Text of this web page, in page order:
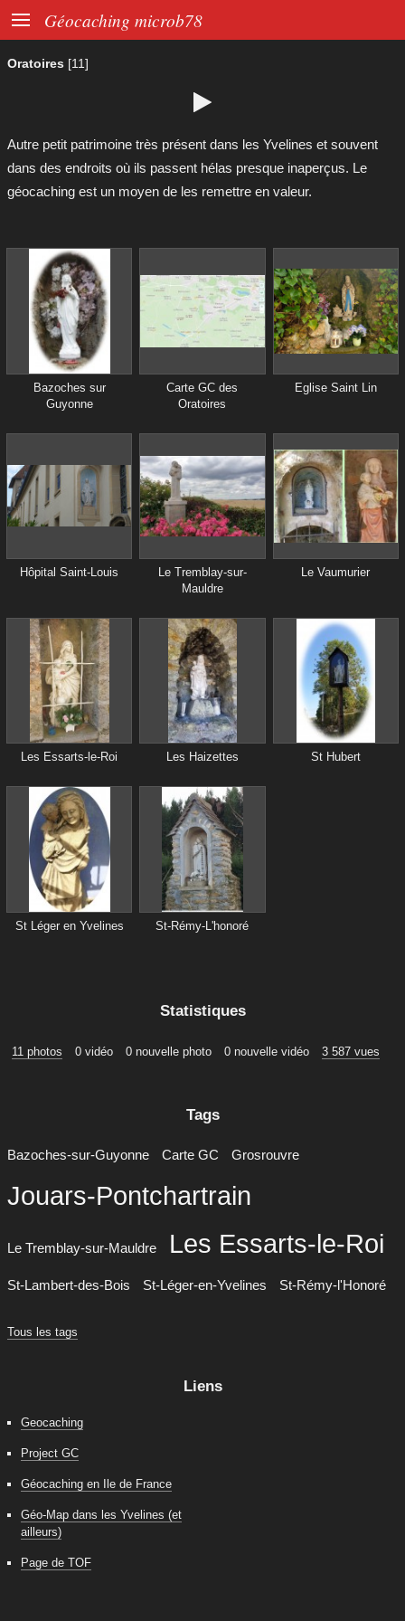
 Géocaching microb78
Oratoires [11]

Autre petit patrimoine très présent dans les Yvelines et souvent
dans des endroits où ils passent hélas presque inaperçus. Le
géocaching est un moyen de les remettre en valeur.
Bazoches sur
Guyonne
Carte GC des
Oratoires
Eglise Saint Lin
Hôpital Saint-Louis
Le Tremblay-sur-
Mauldre
Le Vaumurier
Les Essarts-le-Roi Les Haizettes St Hubert
St Léger en Yvelines St-Rémy-L'honoré
Statistiques
11 photos 0 vidéo 0 nouvelle photo 0 nouvelle vidéo 3 587 vues
Tags
Bazoches-sur-Guyonne Carte GC Grosrouvre
Jouars-Pontchartrain
Le Tremblay-sur-Mauldre Les Essarts-le-Roi
St-Lambert-des-Bois St-Léger-en-Yvelines St-Rémy-l'Honoré
Tous les tags
Liens
Geocaching
Project GC
Géocaching en Ile de France
Géo-Map dans les Yvelines (et
ailleurs)
Page de TOF